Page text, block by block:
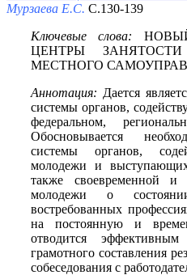
Мурзаева Е.С. С.130-139
Ключевые слова:
ЦЕНТРЫ
МЕСТНОГО
Аннотация: Дается
системы органов,
федеральном,
Обосновывается
системы органов,
молодежи и
также своевременной и
молодежи о
востребованных
на постоянную и
отводится
грамотного составления
собеседования с